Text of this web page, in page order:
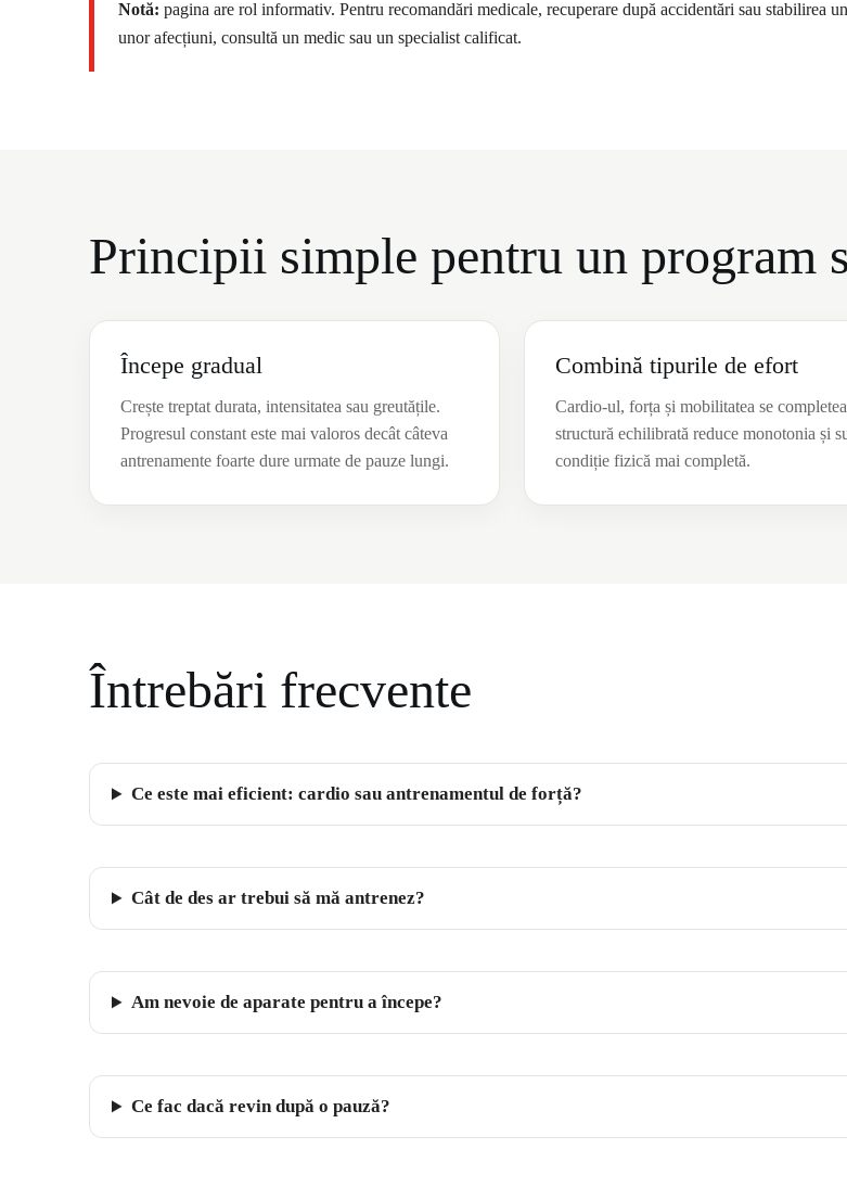
Notă: pagina are rol informativ. Pentru recomandări medicale, recuperare după accidentări sau stabilirea
unor afecțiuni, consultă un medic sau un specialist calificat.
Principii simple pentru un program
Începe gradual
Crește treptat durata, intensitatea sau greutățile.
Progresul constant este mai valoros decât câteva
antrenamente foarte dure urmate de pauze lungi.
Combină tipurile de efort
Cardio-ul, forța și mobilitatea se
structură echilibrată reduce monotonia și
condiție fizică mai completă.
Întrebări frecvente
Ce este mai eficient: cardio sau antrenamentul de forță?
Cât de des ar trebui să mă antrenez?
Am nevoie de aparate pentru a începe?
Ce fac dacă revin după o pauză?